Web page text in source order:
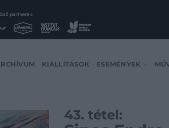
KIÁLLÍTÁSOK ESEMÉNYEK
43. tétel: